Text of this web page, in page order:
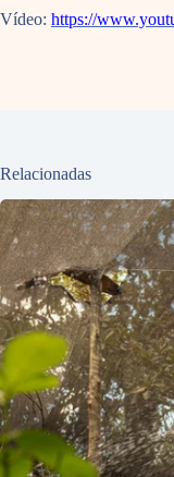
Vídeo: https://
Relacionadas